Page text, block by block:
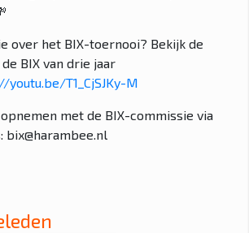
over het BIX-toernooi? Bekijk de
BIX van drie jaar
youtu.be/T1_CjSJKy-M
met de BIX-commissie via